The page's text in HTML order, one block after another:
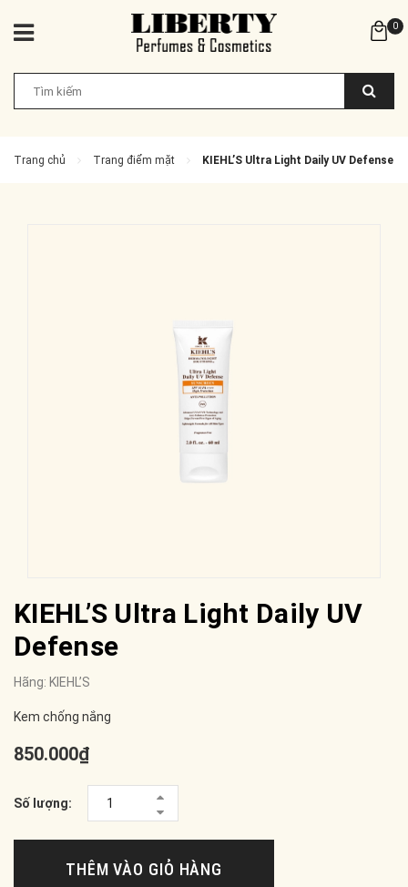
0
Trang chủ Trang điểm mặt KIEHL’S Ultra Light Daily UV Defense
KIEHL’S Ultra Light Daily UV
Defense
Hãng: KIEHL’S
Kem chống nắng
850.000₫
Số lượng:
THÊM VÀO GIỎ HÀNG